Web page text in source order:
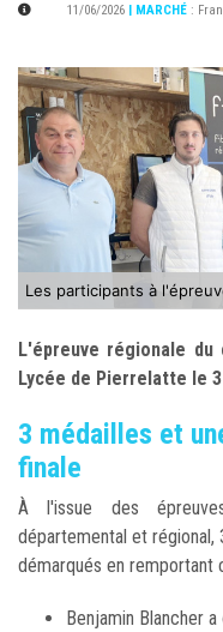
11/06/2026 | MARCHÉ :
Les participants à
L'épreuve régionale
Lycée de Pierrelatte le
3 médailles et
finale
À l'issue des
départemental et
démarqués en remportant
Benjamin Blancher